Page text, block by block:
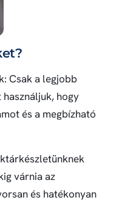
Csak a legjobb
hogy
és a megbízható
várnia az
és hatékonyan